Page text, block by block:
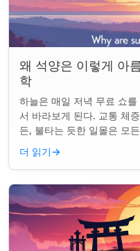
왜 석양은 이렇게 아
학
하늘은 매일 저녁 무료 쇼
서 바라보게 된다. 교통 체
든, 불타는 듯한 일몰은 모
성하게 느끼게 만든다. 하지...
더 읽기→